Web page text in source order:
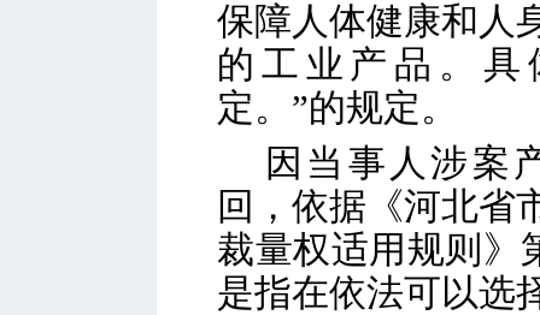
保障人体健康和人
的工业产品。
定。”的规定。
因当事人涉案
回，依据《河北省
裁量权适用规则》
是指在依法可以选